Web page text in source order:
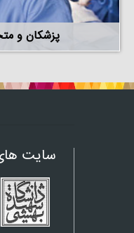
پزشکان و
سایت